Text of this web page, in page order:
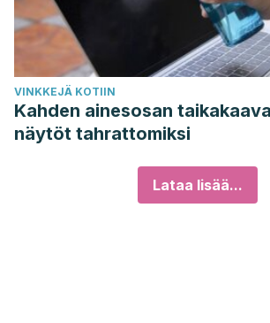
VINKKEJÄ KOTIIN
Kahden ainesosan
näytöt tahrattomiksi
Lataa lisää...